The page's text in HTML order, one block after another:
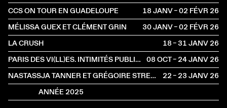
CCS ON TOUR EN GUADELOUPE
18 JANV – 02 FÉVR2026
MÉLISSA GUEX ET CLÉMENT GRIN
30 JANV – 02 FÉVR2026
LA CRUSH
18 – 31 JANV2026
PARIS DES VI(LL)ES. INTIMITÉS PUBLIQUES
08 OCT – 24 JANV2026
NASTASSJA TANNER ET GRÉGOIRE STRECKER
22 – 23 JANV2026
ANNÉE 2025